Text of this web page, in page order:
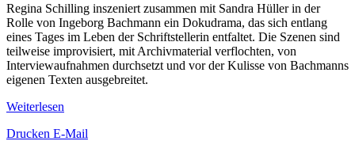
Regina Schilling inszeniert zusammen mit Sandra Hüller in der
Rolle von Ingeborg Bachmann ein Dokudrama, das sich entlang
eines Tages im Leben der Schriftstellerin entfaltet. Die Szenen sind
teilweise improvisiert, mit Archivmaterial verflochten, von
Interviewaufnahmen durchsetzt und vor der Kulisse von Bachmanns
eigenen Texten ausgebreitet.
Weiterlesen
Drucken E-Mail